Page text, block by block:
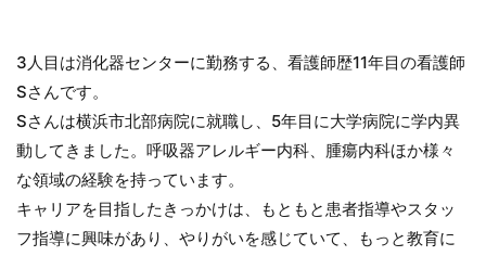
3人目は消化器センターに勤務する、看護師歴11年目の看護師
Sさんです。
Sさんは横浜市北部病院に就職し、5年目に大学病院に学内異
動してきました。呼吸器アレルギー内科、腫瘍内科ほか様々
な領域の経験を持っています。
キャリアを目指したきっかけは、もともと患者指導やスタッ
フ指導に興味があり、やりがいを感じていて、もっと教育に